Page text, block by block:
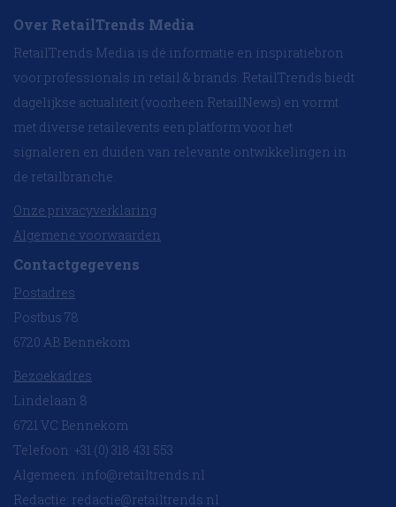
Over RetailTrends Media
RetailTrends Media is dé informatie en inspiratiebron
voor professionals in retail & brands. RetailTrends biedt
dagelijkse actualiteit (voorheen RetailNews) en vormt
met diverse retailevents een platform voor het
signaleren en duiden van relevante ontwikkelingen in
de retailbranche.
Onze privacyverklaring
Algemene voorwaarden
Contactgegevens
Postadres
Postbus 78
6720 AB Bennekom
Bezoekadres
Lindelaan 8
6721 VC Bennekom
Telefoon: +31 (0) 318 431 553
Algemeen: info@retailtrends.nl
Redactie: redactie@retailtrends.nl